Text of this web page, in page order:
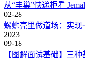
从“丰巢”快递柜看
02-28
螺蛳壳里做道场：实
2023
09-18
【图解面试基础】三